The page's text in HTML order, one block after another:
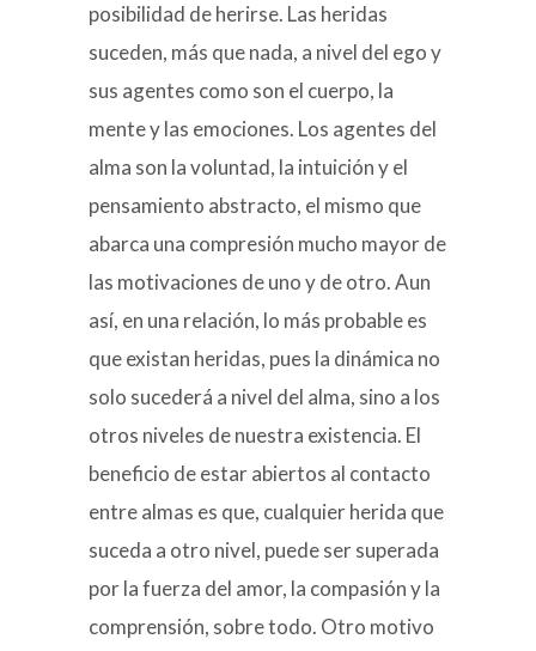
posibilidad de herirse. Las heridas
suceden, más que nada, a nivel del ego y
sus agentes como son el cuerpo, la
mente y las emociones. Los agentes del
alma son la voluntad, la intuición y el
pensamiento abstracto, el mismo que
abarca una compresión mucho mayor de
las motivaciones de uno y de otro. Aun
así, en una relación, lo más probable es
que existan heridas, pues la dinámica no
solo sucederá a nivel del alma, sino a los
otros niveles de nuestra existencia. El
beneficio de estar abiertos al contacto
entre almas es que, cualquier herida que
suceda a otro nivel, puede ser superada
por la fuerza del amor, la compasión y la
comprensión, sobre todo. Otro motivo